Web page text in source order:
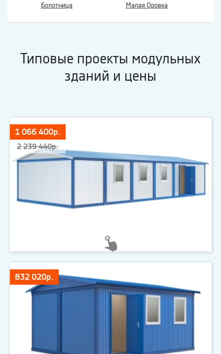
Болотница Малая Оровка
Типовые проекты модульных
зданий и цены
1 066 400р.
2 239 440р.
832 020р.